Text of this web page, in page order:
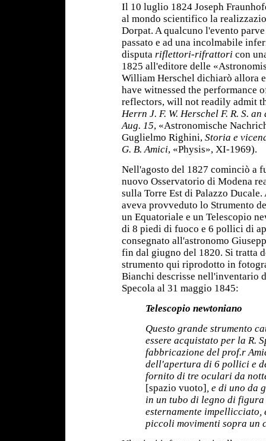
Il 10 luglio 1824 Joseph
al mondo scientifico la
Dorpat. A qualcuno l'evento
passato e ad una incolmabile
disputa riflettori-rifrattori con
1825 all'editore delle
William Herschel dichiarò allora
have witnessed the performance
reflectors, will not readily admit
Herrn J. F. W. Herschel F. R. S.
Aug. 15, «Astronomische
Guglielmo Righini, Storia e
G. B. Amici, «Physis», XI-1969).
Nell'agosto del 1827 cominciò a
nuovo Osservatorio di Modena
sulla Torre Est di Palazzo
aveva provveduto lo Strumento
un Equatoriale e un Telescopio
di 8 piedi di fuoco e 6 pollici di
consegnato all'astronomo
fin dal giugno del 1820. Si tratta
strumento qui riprodotto in
Bianchi descrisse nell'inventario
Specola al 31 maggio 1845:
Telescopio newtoniano
Questo grande strumento
essere acquistato per la R.
fabbricazione del prof.r
dell'apertura di 6 pollici e
fornito di tre oculari da
[spazio vuoto], e di uno da
in un tubo di legno di
esternamente impellicciato,
piccoli movimenti sopra un